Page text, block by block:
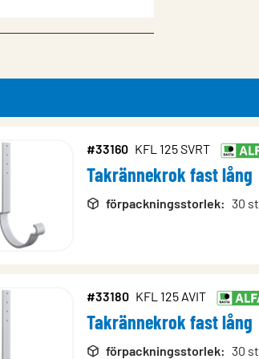
#33160 KFL 125 SVRT
Takrännekrok fast lång
förpackningsstorlek: 30 st
#33180 KFL 125 AVIT
Takrännekrok fast lång
förpackningsstorlek: 30 st